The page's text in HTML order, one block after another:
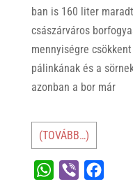
ban is 160 liter
császárváros
mennyiségre
pálinkának és a
azonban a bor már
(TOVÁBB…)